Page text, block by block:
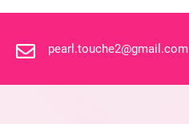
pearl.touche2@gmail.com